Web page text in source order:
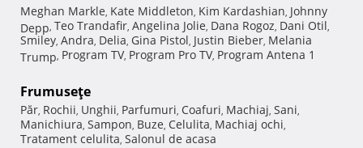
Meghan Markle, Kate Middleton, Kim Kardashian, Johnny
Depp, Teo Trandafir, Angelina Jolie, Dana Rogoz, Dani Otil,
Smiley, Andra, Delia, Gina Pistol, Justin Bieber, Melania
Trump, Program TV, Program Pro TV, Program Antena 1
Frumuseţe
Păr, Rochii, Unghii, Parfumuri, Coafuri, Machiaj, Sani,
Manichiura, Sampon, Buze, Celulita, Machiaj ochi,
Tratament celulita, Salonul de acasa